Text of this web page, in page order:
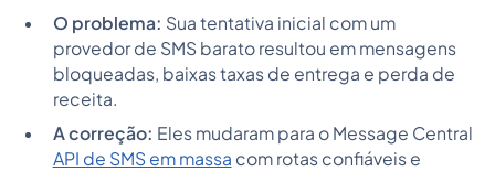
O problema: Sua tentativa inicial com um
provedor de SMS barato resultou em mensagens
bloqueadas, baixas taxas de entrega e perda de
receita.
A correção: Eles mudaram para o Message Central
API de SMS em massa com rotas confiáveis e